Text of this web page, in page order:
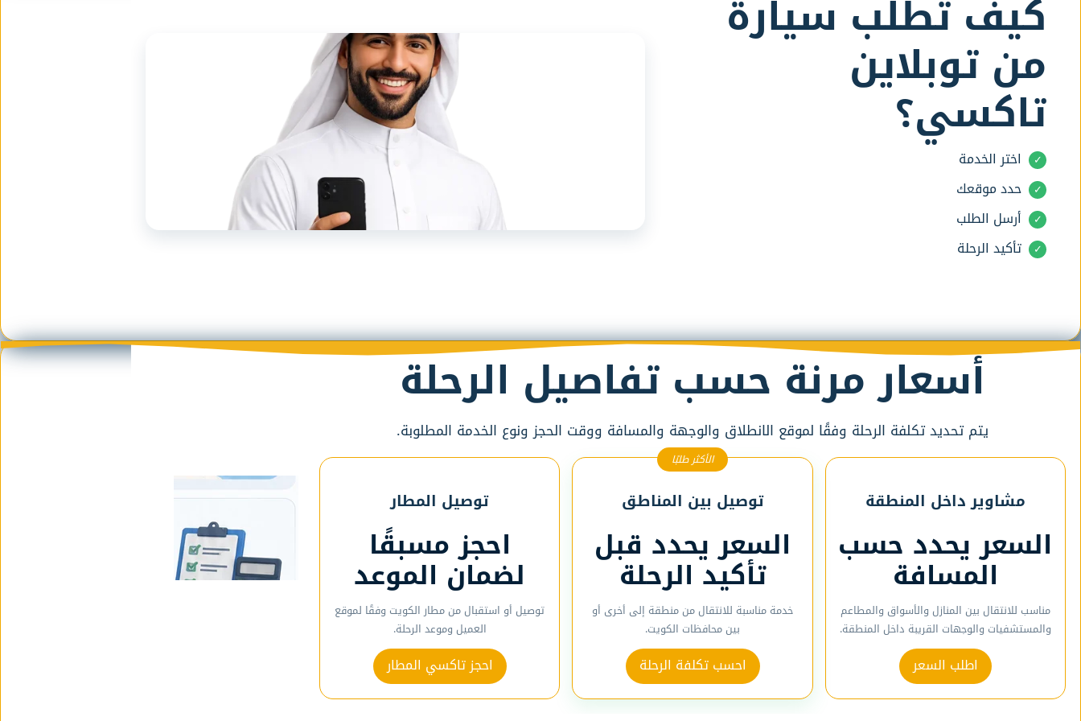
كيف تطلب سيارة
من توبلاين
تاكسي؟
اختر الخدمة
حدد موقعك
أرسل الطلب
تأكيد الرحلة
أسعار مرنة حسب تفاصيل الرحلة
يتم تحديد تكلفة الرحلة وفقًا لموقع الانطلاق والوجهة والمسافة ووقت الحجز ونوع الخدمة المطلوبة.
مشاوير داخل المنطقة
السعر يحدد حسب
المسافة
مناسب للانتقال بين المنازل والأسواق والمطاعم
والمستشفيات والوجهات القريبة داخل المنطقة.
اطلب السعر
الأكثر طلبًا
توصيل بين المناطق
السعر يحدد قبل
تأكيد الرحلة
خدمة مناسبة للانتقال من منطقة إلى أخرى أو
بين محافظات الكويت.
احسب تكلفة الرحلة
توصيل المطار
احجز مسبقًا
لضمان الموعد
توصيل أو استقبال من مطار الكويت وفقًا لموقع
العميل وموعد الرحلة.
احجز تاكسي المطار